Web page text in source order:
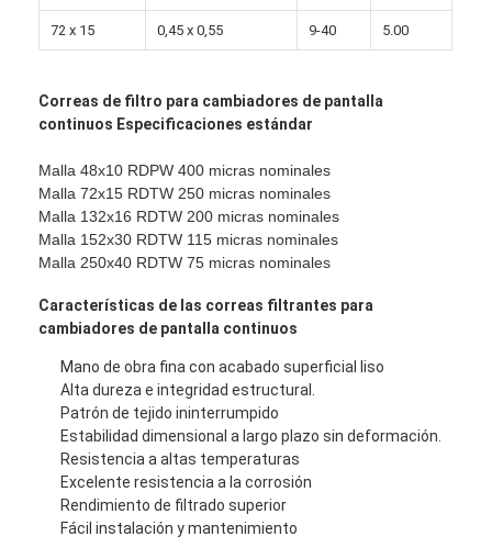
Malla de la cuerda de alambre
Malla de alambre tejido
Cesta de gavión de piedra
Malla de metal arquitectónico
Pantalla de cadena de aluminio de la mosca
Filtro de pantalla de Johnson
cerca de la malla metálica
Colmena de Malla
72 x 15 0,45 x 0,55 9-40 5.00
Correas de filtro para cambiadores de pantalla
continuos Especificaciones estándar
Malla 48x10 RDPW 400 micras nominales
Malla 72x15 RDTW 250 micras nominales
Malla 132x16 RDTW 200 micras nominales
Malla 152x30 RDTW 115 micras nominales
Malla 250x40 RDTW 75 micras nominales
Características de las correas filtrantes para
cambiadores de pantalla continuos
Mano de obra fina con acabado superficial liso
Alta dureza e integridad estructural.
Patrón de tejido ininterrumpido
Estabilidad dimensional a largo plazo sin deformación.
Resistencia a altas temperaturas
Excelente resistencia a la corrosión
Rendimiento de filtrado superior
Fácil instalación y mantenimiento